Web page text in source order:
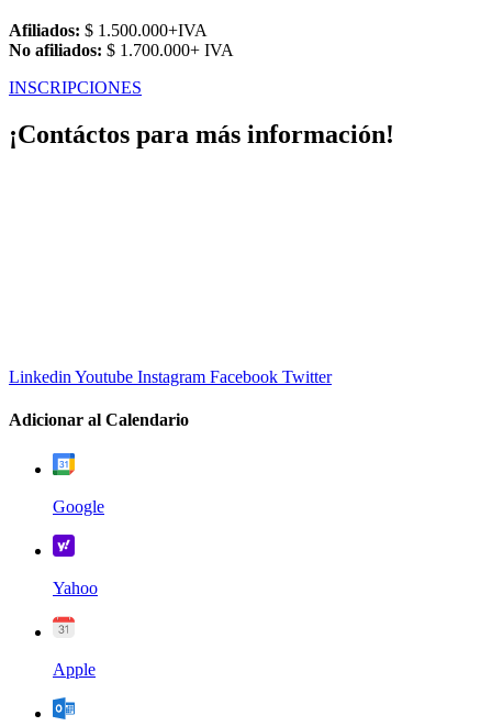
Afiliados: $ 1.500.000+IVA
No afiliados: $ 1.700.000+ IVA
INSCRIPCIONES
¡Contáctos para más información!
Linkedin Youtube Instagram Facebook Twitter
Adicionar al Calendario
Google
Yahoo
Apple